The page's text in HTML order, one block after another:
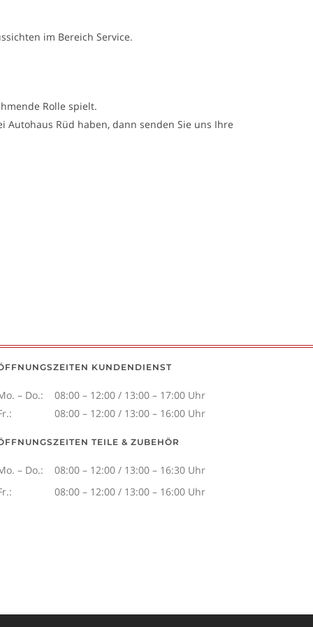
im Bereich Service.
Rolle spielt.
Rüd haben, dann senden Sie uns Ihre
KUNDENDIENST
– Do.:
08:00 – 12:00 / 13:00 – 17:00 Uhr
08:00 – 12:00 / 13:00 – 16:00 Uhr
TEILE & ZUBEHÖR
– Do.:
08:00 – 12:00 / 13:00 – 16:30 Uhr
08:00 – 12:00 / 13:00 – 16:00 Uhr